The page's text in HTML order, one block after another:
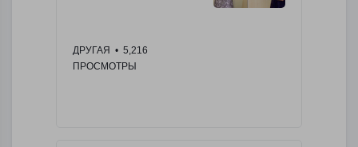
ДРУГАЯ •  5,216
ПРОСМОТРЫ